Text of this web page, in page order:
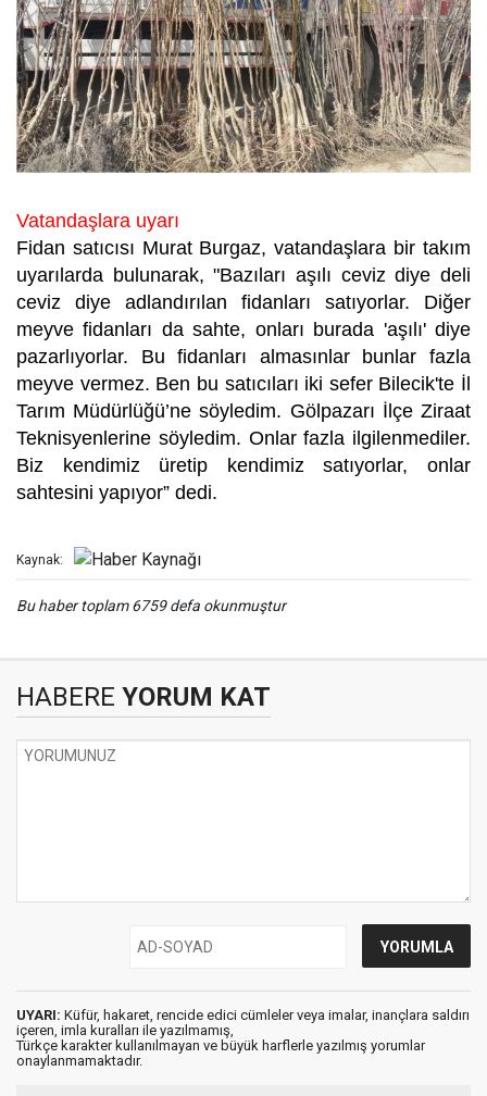
Vatandaşlara uyarı
Fidan satıcısı Murat Burgaz, vatandaşlara bir takım
uyarılarda bulunarak, "Bazıları aşılı ceviz diye deli
ceviz diye adlandırılan fidanları satıyorlar. Diğer
meyve fidanları da sahte, onları burada 'aşılı' diye
pazarlıyorlar. Bu fidanları almasınlar bunlar fazla
meyve vermez. Ben bu satıcıları iki sefer Bilecik'te İl
Tarım Müdürlüğü’ne söyledim. Gölpazarı İlçe Ziraat
Teknisyenlerine söyledim. Onlar fazla ilgilenmediler.
Biz kendimiz üretip kendimiz satıyorlar, onlar
sahtesini yapıyor” dedi.
Kaynak:
Bu haber toplam 6759 defa okunmuştur
HABERE YORUM KAT
UYARI: Küfür, hakaret, rencide edici cümleler veya imalar, inançlara saldırı
içeren, imla kuralları ile yazılmamış,
Türkçe karakter kullanılmayan ve büyük harflerle yazılmış yorumlar
onaylanmamaktadır.